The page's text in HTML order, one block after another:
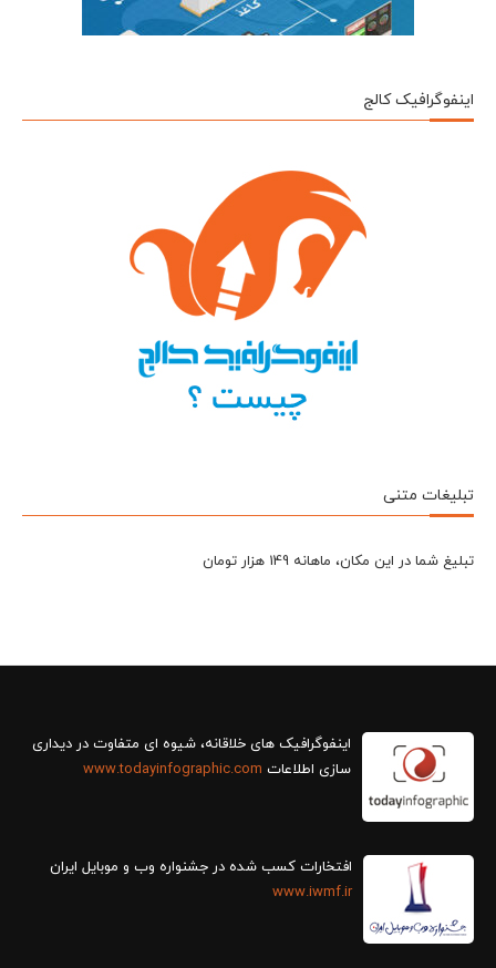
اینفوگرافیک کالج
تبلیغات متنی
تبلیغ شما در این مکان، ماهانه 149 هزار تومان
سازی اطلاعات www.todayinfographic.com
افتخارات کسب شده در جشنواره وب و موبایل ایران
www.iwmf.ir